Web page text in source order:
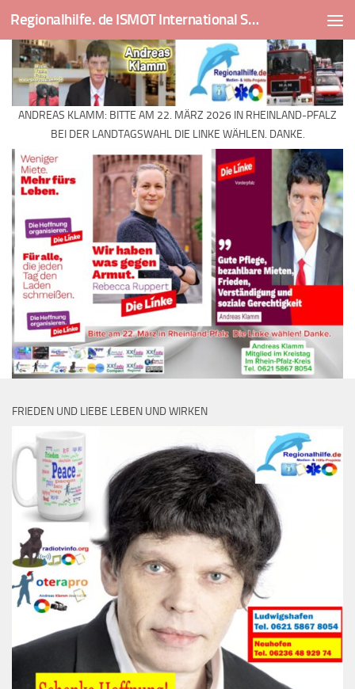
Skip to content Regionalhilfe. de ISMOT International Social And Medical Outreach Team
ANDREAS KLAMM: BITTE AM 22. MÄRZ 2026 IN RHEINLAND-PFALZ
BEI DER LANDTAGSWAHL DIE LINKE WÄHLEN. DANKE.
FRIEDEN UND LIEBE LEBEN UND WIRKEN